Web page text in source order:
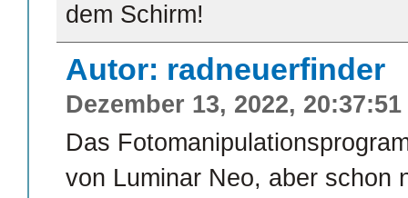
dem Schirm!
Autor: radneuerfinder
Dezember 13, 2022, 20:37:51
Das
von Luminar Neo, aber schon